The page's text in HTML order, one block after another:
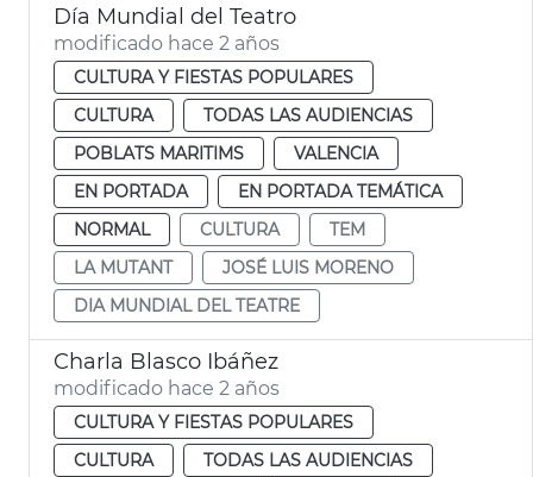
Día Mundial del Teatro
modificado hace 2 años
CULTURA Y FIESTAS POPULARES
CULTURA
TODAS LAS AUDIENCIAS
POBLATS MARITIMS
VALENCIA
EN PORTADA
EN PORTADA TEMÁTICA
NORMAL
CULTURA
TEM
LA MUTANT
JOSÉ LUIS MORENO
DIA MUNDIAL DEL TEATRE
Charla Blasco Ibáñez
modificado hace 2 años
CULTURA Y FIESTAS POPULARES
CULTURA
TODAS LAS AUDIENCIAS